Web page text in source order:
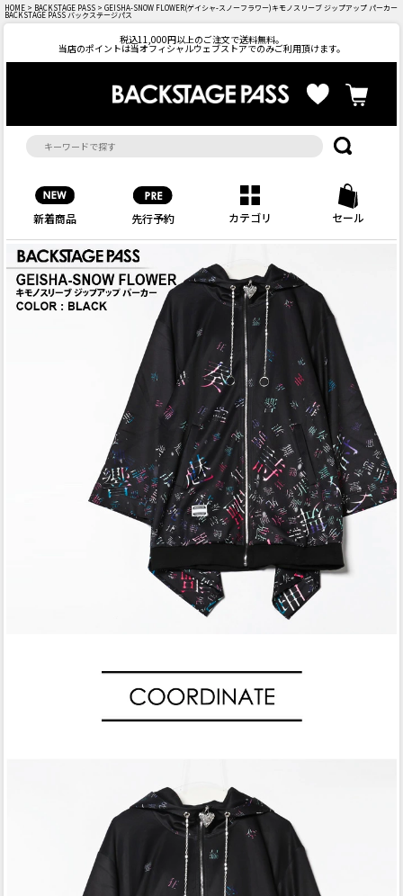
HOME > BACKSTAGE PASS > GEISHA-SNOW FLOWER(ゲイシャ-スノーフラワー)キモノスリーブ ジップアップ パーカー
BACKSTAGE PASS バックステージパス
税込11,000円以上のご注文で送料無料。
当店のポイントは当オフィシャルウェブストアでのみご利用頂けます。
新着商品 先行予約 カテゴリ セール